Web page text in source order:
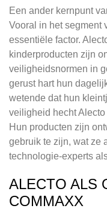
Een ander kernpunt
Vooral in het segment
essentiële factor.
kinderproducten zijn
veiligheidsnormen in
gerust hart hun
wetende dat hun
veiligheid hecht
Hun producten zijn
gebruik te zijn, wat ze
technologie-experts
ALECTO ALS
COMMAXX